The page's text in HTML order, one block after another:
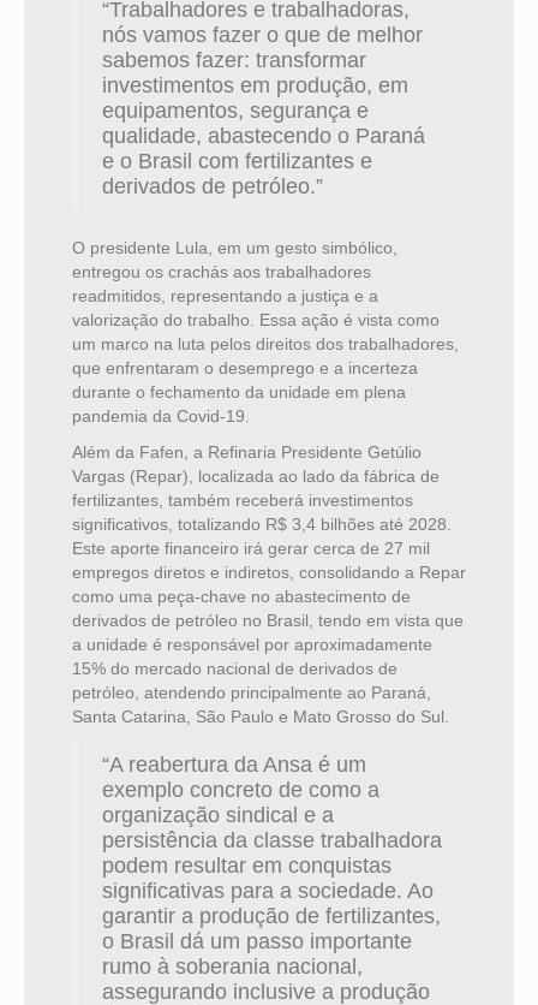
“Trabalhadores e trabalhadoras,
nós vamos fazer o que de melhor
sabemos fazer: transformar
investimentos em produção, em
equipamentos, segurança e
qualidade, abastecendo o Paraná
e o Brasil com fertilizantes e
derivados de petróleo.”
O presidente Lula, em um gesto simbólico,
entregou os crachás aos trabalhadores
readmitidos, representando a justiça e a
valorização do trabalho. Essa ação é vista como
um marco na luta pelos direitos dos trabalhadores,
que enfrentaram o desemprego e a incerteza
durante o fechamento da unidade em plena
pandemia da Covid-19.
Além da Fafen, a Refinaria Presidente Getúlio
Vargas (Repar), localizada ao lado da fábrica de
fertilizantes, também receberá investimentos
significativos, totalizando R$ 3,4 bilhões até 2028.
Este aporte financeiro irá gerar cerca de 27 mil
empregos diretos e indiretos, consolidando a Repar
como uma peça-chave no abastecimento de
derivados de petróleo no Brasil, tendo em vista que
a unidade é responsável por aproximadamente
15% do mercado nacional de derivados de
petróleo, atendendo principalmente ao Paraná,
Santa Catarina, São Paulo e Mato Grosso do Sul.
“A reabertura da Ansa é um
exemplo concreto de como a
organização sindical e a
persistência da classe trabalhadora
podem resultar em conquistas
significativas para a sociedade. Ao
garantir a produção de fertilizantes,
o Brasil dá um passo importante
rumo à soberania nacional,
assegurando inclusive a produção